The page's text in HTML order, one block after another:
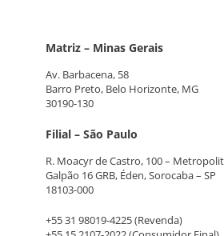
Matriz – Minas Gerais
Av. Barbacena, 58
Barro Preto, Belo Horizonte, MG
30190-130
Filial – São Paulo
R. Moacyr de Castro, 100 –
Galpão 16 GRB, Éden, Sorocaba – SP
18103-000
+55 31 98019-4225(Revenda)